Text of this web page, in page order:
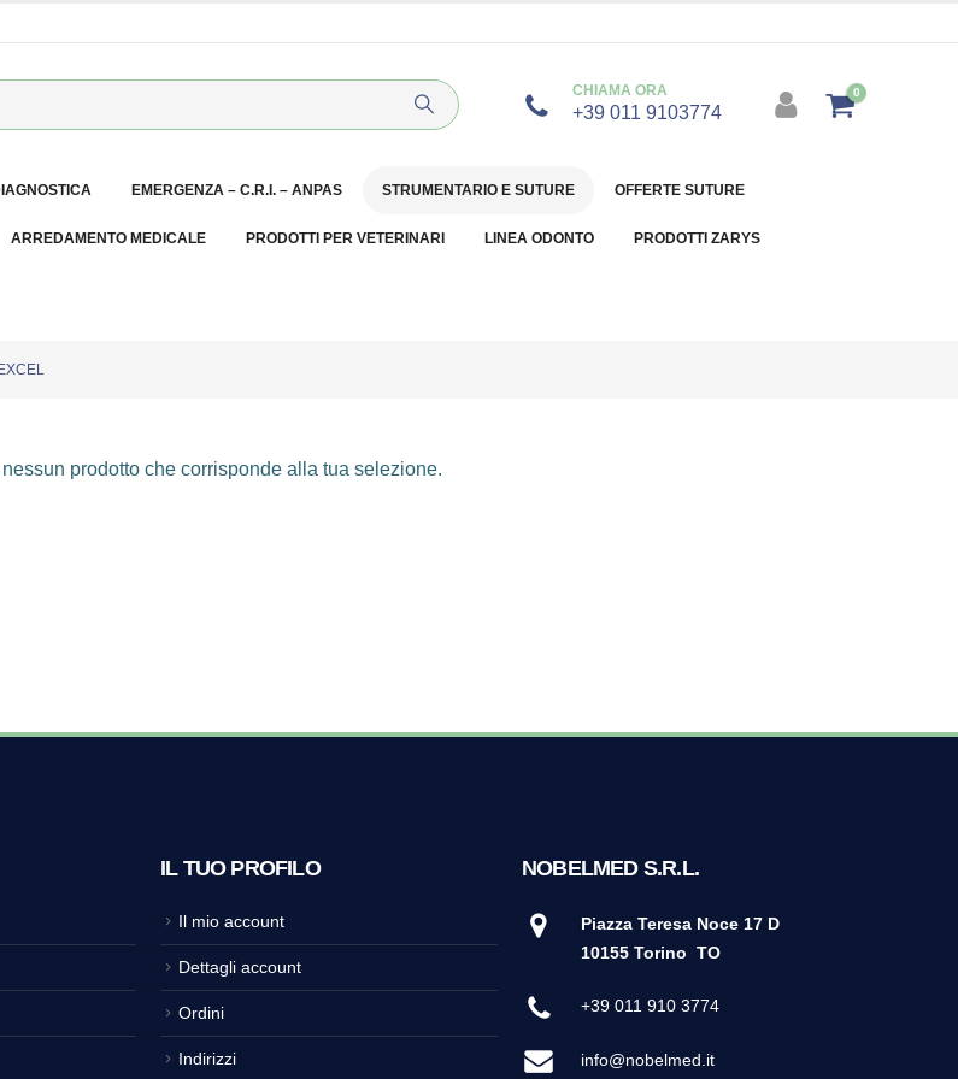
CHIAMA ORA
+39 011 9103774
0
EMERGENZA – C.R.I. – ANPAS STRUMENTARIO E SUTURE OFFERTE SUTURE
ARREDAMENTO MEDICALE PRODOTTI PER VETERINARI LINEA ODONTO PRODOTTI ZARYS
prodotto che corrisponde alla tua selezione.
IL TUO PROFILO
Il mio account
Dettagli account
Ordini
Indirizzi
NOBELMED S.R.L.
Piazza Teresa Noce 17 D
10155 Torino TO
+39 011 910 3774
info@nobelmed.it